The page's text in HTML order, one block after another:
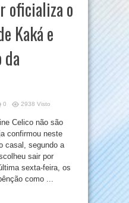
oficializa o
Kaká e
0 2938 Visto
Celico não são
confirmou neste
casal, segundo a
sair por
sexta-feira, os
como ...